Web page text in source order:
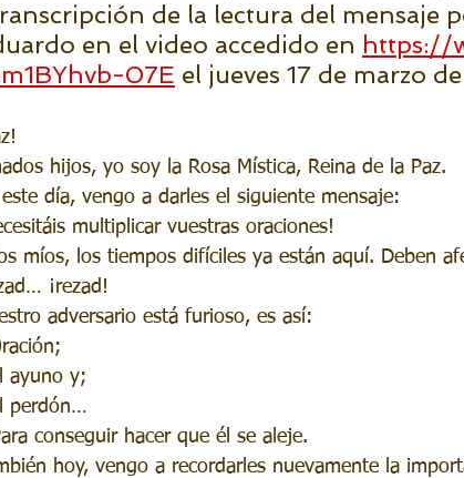
de la lectura del mensaje
en el video accedido en https://
07E el jueves 17 de marzo
hijos, yo soy la Rosa Mística, Reina de la Paz.
este día, vengo a darles el siguiente mensaje:
multiplicar vuestras oraciones!
míos, los tiempos difíciles ya están aquí. Deben
¡rezad!
adversario está furioso, es así:
ayuno y;
perdón…
conseguir hacer que él se aleje.
hoy, vengo a recordarles nuevamente la